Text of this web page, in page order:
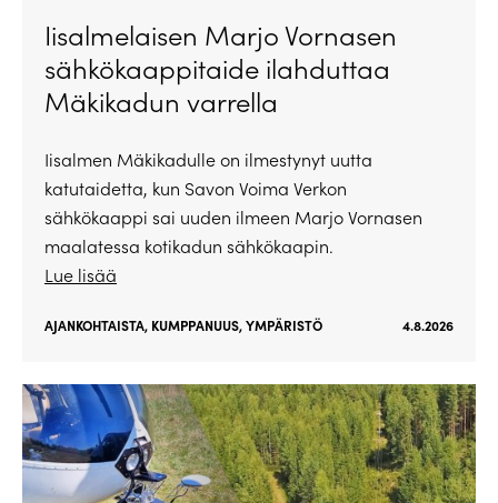
Iisalmelaisen Marjo Vornasen
sähkökaappitaide ilahduttaa
Mäkikadun varrella
Iisalmen Mäkikadulle on ilmestynyt uutta
katutaidetta, kun Savon Voima Verkon
sähkökaappi sai uuden ilmeen Marjo Vornasen
maalatessa kotikadun sähkökaapin.
Lue lisää
AJANKOHTAISTA, KUMPPANUUS,YMPÄRISTÖ 4.8.2026